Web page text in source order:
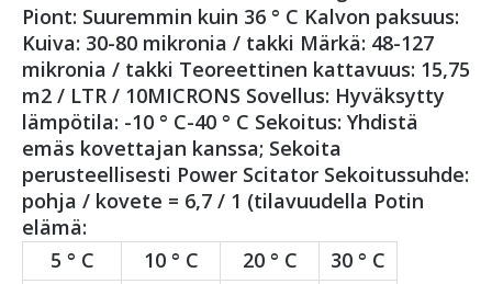
Piont: Suuremmin kuin 36 ° C Kalvon paksuus:
Kuiva: 30-80 mikronia / takki Märkä: 48-127
mikronia / takki Teoreettinen kattavuus: 15,75
m2 / LTR / 10MICRONS Sovellus: Hyväksytty
lämpötila: -10 ° C-40 ° C Sekoitus: Yhdistä
emäs kovettajan kanssa; Sekoita
perusteellisesti Power Scitator Sekoitussuhde:
pohja / kovete = 6,7 / 1 (tilavuudella Potin
elämä:
5 ° C
10 ° C 20 ° C
30 ° C